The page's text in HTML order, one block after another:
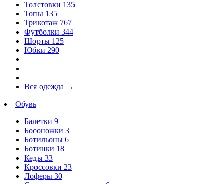
Толстовки 135
Топы 135
Трикотаж 767
Футболки 344
Шорты 125
Юбки 290
Вся одежда →
Обувь
Балетки 9
Босоножки 3
Ботильоны 6
Ботинки 18
Кеды 33
Кроссовки 23
Лоферы 30